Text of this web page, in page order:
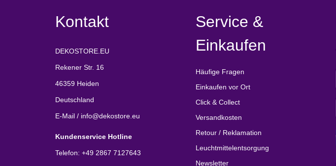
Kontakt
DEKOSTORE.EU
Rekener Str. 16
46359 Heiden
Deutschland
E-Mail / info@dekostore.eu
Kundenservice Hotline
Telefon: +49 2867 7127643
Service &
Einkaufen
Häufige Fragen
Einkaufen vor Ort
Click & Collect
Versandkosten
Retour / Reklamation
Leuchtmittelentsorgung
Newsletter